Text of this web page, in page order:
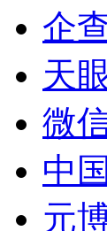
企
天
微
中
元